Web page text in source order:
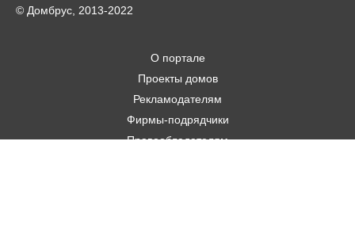
© Домбрус, 2013-2022
О портале
Проекты домов
Рекламодателям
Фирмы-подрядчики
Правообладателям